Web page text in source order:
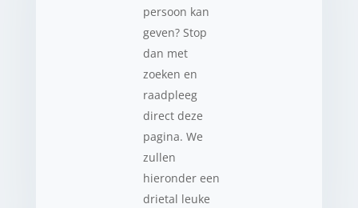
persoon kan
geven? Stop
dan met
zoeken en
raadpleeg
direct deze
pagina. We
zullen
hieronder een
drietal leuke